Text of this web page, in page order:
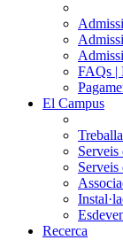
FAQs |
El Campus
Serveis
Recerca